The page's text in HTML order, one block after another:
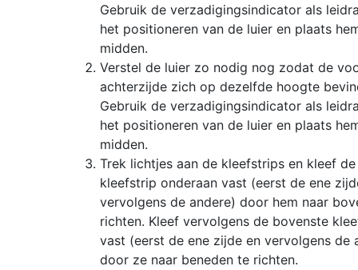
Gebruik de verzadigingsindicator als
het positioneren van de luier en plaats
midden.
Verstel de luier zo nodig nog zodat de
achterzijde zich op dezelfde hoogte
Gebruik de verzadigingsindicator als
het positioneren van de luier en plaats
midden.
Trek lichtjes aan de kleefstrips en kleef de
kleefstrip onderaan vast (eerst de ene
vervolgens de andere) door hem naar
richten. Kleef vervolgens de bovenste
vast (eerst de ene zijde en vervolgens de
door ze naar beneden te richten.